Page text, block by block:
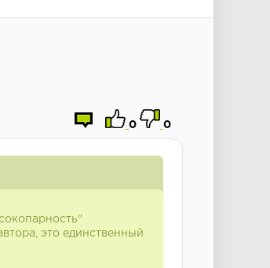
0 0
это единственный